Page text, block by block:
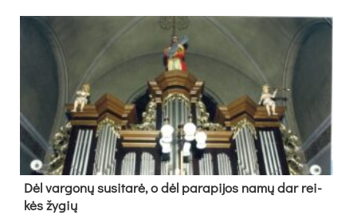
Dėl var­go­nų su­si­ta­rė, o dėl pa­ra­pi­jos na­mų dar rei­
kės žy­gių